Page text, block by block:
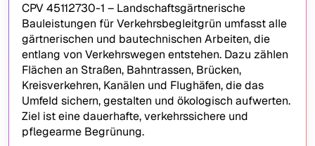
CPV 45112730-1 – Landschaftsgärtnerische
Bauleistungen für Verkehrsbegleitgrün umfasst alle
gärtnerischen und bautechnischen Arbeiten, die
entlang von Verkehrswegen entstehen. Dazu zählen
Flächen an Straßen, Bahntrassen, Brücken,
Kreisverkehren, Kanälen und Flughäfen, die das
Umfeld sichern, gestalten und ökologisch aufwerten.
Ziel ist eine dauerhafte, verkehrssichere und
pflegearme Begrünung.